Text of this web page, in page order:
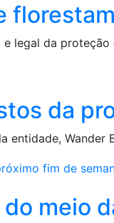
legal da
da
meio